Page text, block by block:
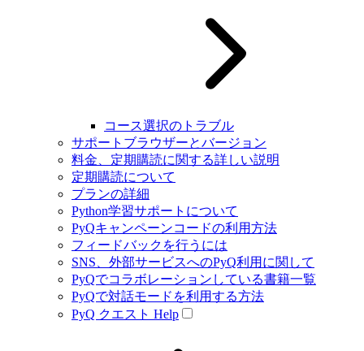
コース選択のトラブル
サポートブラウザーとバージョン
料金、定期購読に関する詳しい説明
定期購読について
プランの詳細
Python学習サポートについて
PyQキャンペーンコードの利用方法
フィードバックを行うには
SNS、外部サービスへのPyQ利用に関して
PyQでコラボレーションしている書籍一覧
PyQで対話モードを利用する方法
PyQ クエスト Help